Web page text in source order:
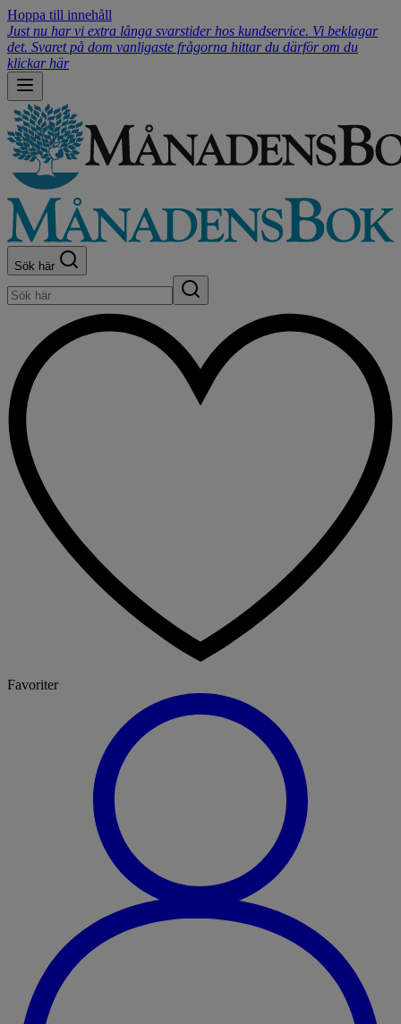
Hoppa till innehåll
Just nu har vi extra långa svarstider hos kundservice. Vi beklagar
det. Svaret på dom vanligaste frågorna hittar du därför om du
klickar här
Sök här
Favoriter